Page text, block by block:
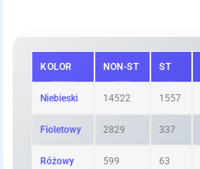
KOLOR NON-ST ST
Niebieski 14522 1557
Fioletowy 2829 337
Różowy 599 63